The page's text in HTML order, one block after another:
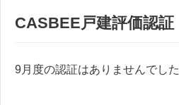
CASBEE戸建評価認証
9月度の認証はありませんでした